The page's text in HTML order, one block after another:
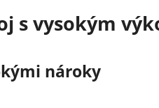
s vysokým
nároky